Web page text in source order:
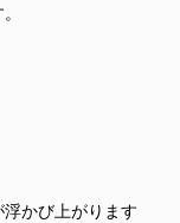
かび上がります